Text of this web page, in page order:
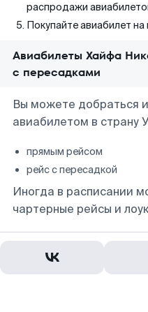
распродажи
Покупайте авиабилет
Авиабилеты Хайфа
с пересадками
Вы можете добраться
авиабилетом в страну
прямым рейсом
рейс с пересадкой
Иногда в расписании
чартерные рейсы и